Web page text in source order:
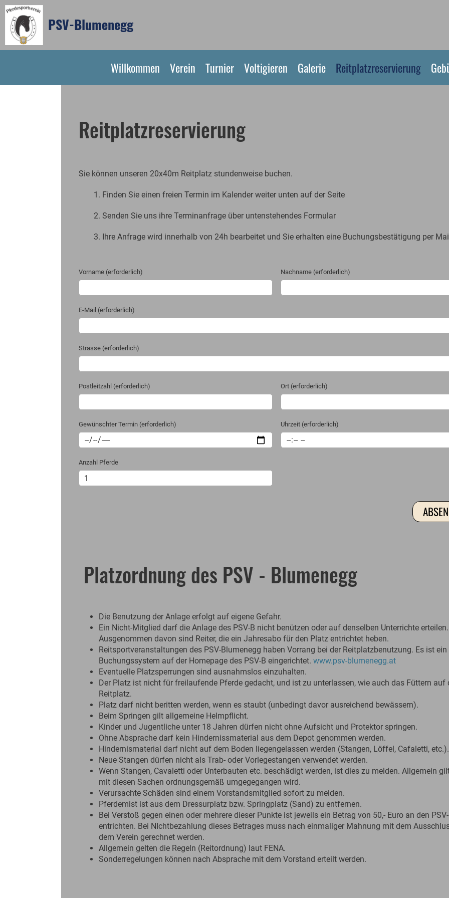
PSV-Blumenegg
Willkommen Verein Turnier Voltigieren Galerie Reitplatzreservierung
Reitplatzreservierung
Sie können unseren 20x40m Reitplatz stundenweise buchen.
1. Finden Sie einen freien Termin im Kalender weiter unten auf der Seite
2. Senden Sie uns ihre Terminanfrage über untenstehendes Formular
3. Ihre Anfrage wird innerhalb von 24h bearbeitet und Sie erhalten eine Buchungsbestätigung per
Vorname (erforderlich) Nachname (erforderlich)
E-Mail (erforderlich)
Strasse (erforderlich)
Postleitzahl (erforderlich) Ort (erforderlich)
Gewünschter Termin (erforderlich) Uhrzeit (erforderlich)
Anzahl Pferde
Platzordnung des PSV - Blumenegg
Die Benutzung der Anlage erfolgt auf eigene Gefahr.
Ein Nicht-Mitglied darf die Anlage des PSV-B nicht benützen oder auf denselben Unterrichte erteilen.
Ausgenommen davon sind Reiter, die ein Jahresabo für den Platz entrichtet heben.
Reitsportveranstaltungen des PSV-Blumenegg haben Vorrang bei der Reitplatzbenutzung. Es ist ein
Buchungssystem auf der Homepage des PSV-B eingerichtet. www.psv-blumenegg.at
Eventuelle Platzsperrungen sind ausnahmslos einzuhalten.
Der Platz ist nicht für freilaufende Pferde gedacht, und ist zu unterlassen, wie auch das Füttern auf
Reitplatz.
Platz darf nicht beritten werden, wenn es staubt (unbedingt davor ausreichend bewässern).
Beim Springen gilt allgemeine Helmpflicht.
Kinder und Jugentliche unter 18 Jahren dürfen nicht ohne Aufsicht und Protektor springen.
Ohne Absprache darf kein Hindernissmaterial aus dem Depot genommen werden.
Hindernismaterial darf nicht auf dem Boden liegengelassen werden (Stangen, Löffel, Cafaletti, etc.).
Neue Stangen dürfen nicht als Trab- oder Vorlegestangen verwendet werden.
Wenn Stangen, Cavaletti oder Unterbauten etc. beschädigt werden, ist dies zu melden. Allgemein
mit diesen Sachen ordnungsgemäß umgegegangen wird.
Verursachte Schäden sind einem Vorstandsmitglied sofort zu melden.
Pferdemist ist aus dem Dressurplatz bzw. Springplatz (Sand) zu entfernen.
Bei Verstoß gegen einen oder mehrere dieser Punkte ist jeweils ein Betrag von 50,- Euro an den
entrichten. Bei NIchtbezahlung dieses Betrages muss nach einmaliger Mahnung mit dem
dem Verein gerechnet werden.
Allgemein gelten die Regeln (Reitordnung) laut FENA.
Sonderregelungen können nach Absprache mit dem Vorstand erteilt werden.
100
300